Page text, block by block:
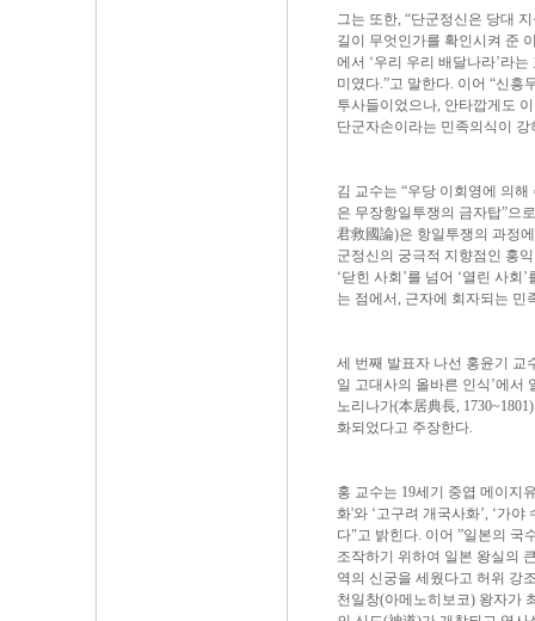
그는 또한, “단군정신은 당대
길이 무엇인가를 확인시켜 준
에서 ‘우리 우리 배달나라’라
미였다.”고 말한다. 이어 “신
투사들이었으나, 안타깝게도
단군자손이라는 민족의식이
김 교수는 “우당 이회영에 의
은 무장항일투쟁의 금자탑”으
君救國論)은 항일투쟁의 과정
군정신의 궁극적 지향점인 홍
‘닫힌 사회’를 넘어 ‘열린 사회
는 점에서, 근자에 회자되는
세 번째 발표자 나선 홍윤기 교
일 고대사의 올바른 인식’에서
노리나가(本居典長,
화되었다고 주장한다.
홍 교수는 19세기 중엽 메이지
화'와 ‘고구려 개국사화’, ‘가
다"고 밝힌다. 이어 ”일본의 국
조작하기 위하여 일본 왕실의
역의 신궁을 세웠다고 허위 강
천일창(아메노히보코) 왕자가